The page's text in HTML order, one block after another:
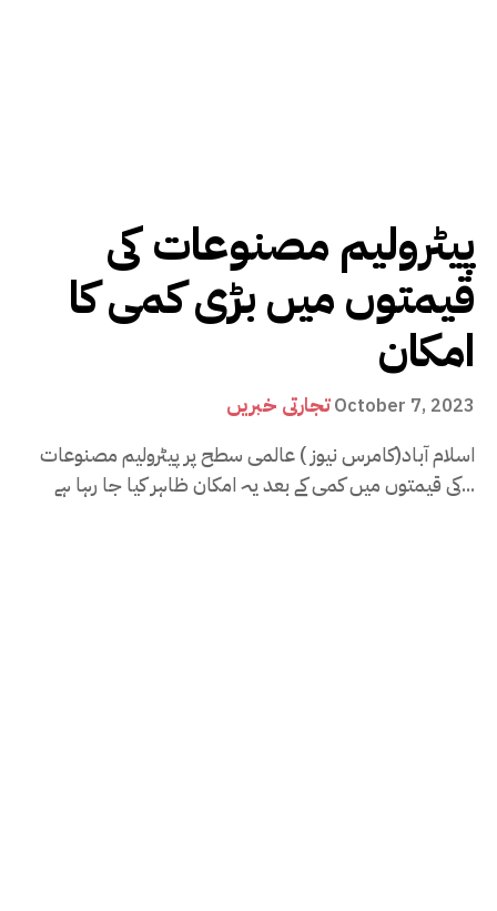
پیٹرولیم مصنوعات کی
قیمتوں میں بڑی کمی کا
امکان
تجارتی خبریںOctober 7, 2023
اسلام آباد(کامرس نیوز ) عالمی سطح پر پیٹرولیم مصنوعات
کی قیمتوں میں کمی کے بعد یہ امکان ظاہر کیا جا رہا ہے...